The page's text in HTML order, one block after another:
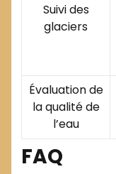
Suivi des
glaciers
Évaluation de
la qualité de
l’eau
FAQ